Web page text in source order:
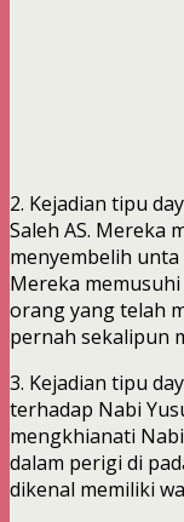
2. Kejadian tipu
Saleh AS. Mereka
menyembelih
Mereka
orang yang telah
pernah sekalipun
3. Kejadian tipu
terhadap Nabi
mengkhianati
dalam perigi di
dikenal memiliki